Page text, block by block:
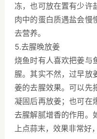
冻，也可放在置有少许
肉中的蛋白质遇盐会慢
去营养。
5.去腥晚放姜
烧鱼时有人喜欢把姜与
腥。其实不然，过早放
姜的去腥效果。可以先
凝固后再放姜；也可在
去腥解腻增香的作用。
上点蒜末，效果非常好